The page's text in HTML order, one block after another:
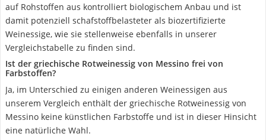
auf Rohstoffen aus kontrolliert biologischem Anbau und ist
damit potenziell schafstoffbelasteter als biozertifizierte
Weinessige, wie sie stellenweise ebenfalls in unserer
Vergleichstabelle zu finden sind.
Ist der griechische Rotweinessig von Messino frei von
Farbstoffen?
Ja, im Unterschied zu einigen anderen Weinessigen aus
unserem Vergleich enthält der griechische Rotweinessig von
Messino keine künstlichen Farbstoffe und ist in dieser Hinsicht
eine natürliche Wahl.